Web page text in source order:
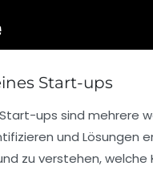
Start-ups
ups sind mehrere
und
zu verstehen, welche